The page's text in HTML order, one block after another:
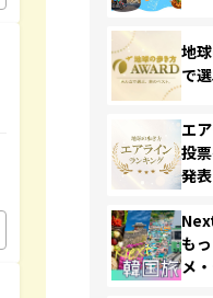
地
で
エ
投
発表
も
メ